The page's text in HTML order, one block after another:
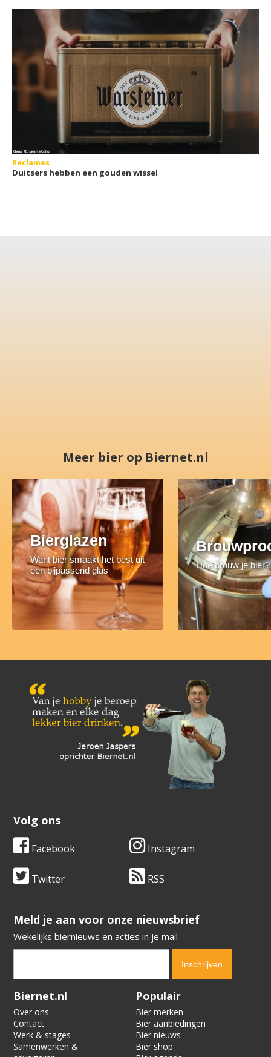
Reclames
Duitsers hebben een gouden wissel
Meer bier op Biernet.nl
Bierglazen
Want bier smaakt het best uit
een bijpassend glas
Hoe brouw je bier?
Volg ons
Facebook Instagram
Twitter RSS
​​​​​​​Meld je aan voor onze nieuwsbrief
Wekelijks biernieuws en acties in je mail
Verification code:
Biernet.nl
Over ons
Contact
Werk & stages
Samenwerken &
Populair
Bier merken
Bier aanbiedingen
Bier nieuws
Bier shop